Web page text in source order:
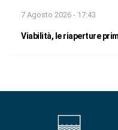
7 Agosto 2026 - 17:43
Viabilità, le riaperture